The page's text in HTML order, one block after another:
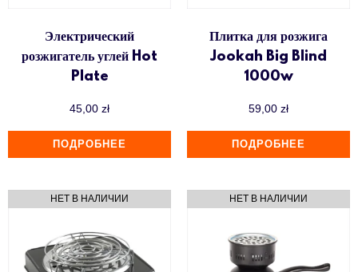
Электрический
розжигатель углей Hot
Plate
45,00 zł
ПОДРОБНЕЕ
Плитка для розжига
Jookah Big Blind
1000w
59,00 zł
ПОДРОБНЕЕ